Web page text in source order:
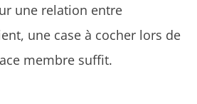
une relation entre
une case à cocher lors de
membre suffit.